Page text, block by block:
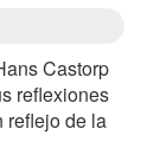
Castorp
reflexiones
reflejo de la